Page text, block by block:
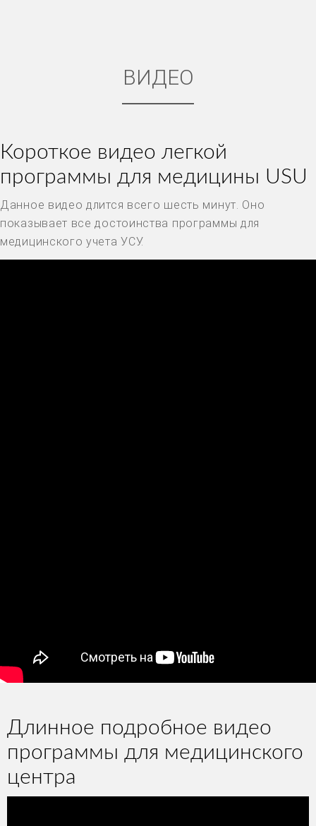
ВИДЕО
Короткое видео легкой
программы для медицины USU
Данное видео длится всего шесть минут. Оно
показывает все достоинства программы для
медицинского учета УСУ.
Длинное подробное видео
программы для медицинского
центра